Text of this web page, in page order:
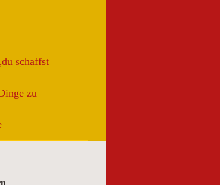
schaffst
zu
für ...